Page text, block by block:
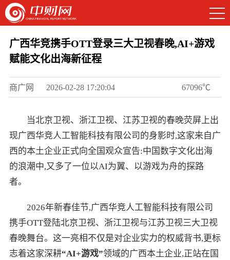
广西华竞携手OTT登录三大卫视春晚,AI+游戏
赋能文化出海新征程
商广网 2026-02-28 17:20:04 67096℃
当北京卫视、浙江卫视、江苏卫视的春晚荧屏上出
现广西华竞人工智能科技有限公司的身影时,这家来自广
西的本土企业正式向全国观众宣告:中国数字文化出海
的浪潮中,又多了一位以AI为翼、以游戏为舟的探路
者。
2026年新春佳节,广西华竞人工智能科技有限公司
携手OTT登陆北京卫视、浙江卫视与江苏卫视三大卫视
春晚舞台。这一亮相不仅是对企业实力的权威背书,更标
志着这家深耕“AI+游戏”领域的广西本土企业,正站在国